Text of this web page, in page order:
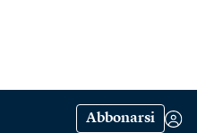
Abbonarsi